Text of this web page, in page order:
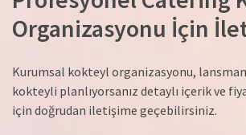
Organizasyonu İçin
Kurumsal kokteyl organizasyonu, lansman
kokteyli planlıyorsanız detaylı içerik ve
için doğrudan iletişime geçebilirsiniz.